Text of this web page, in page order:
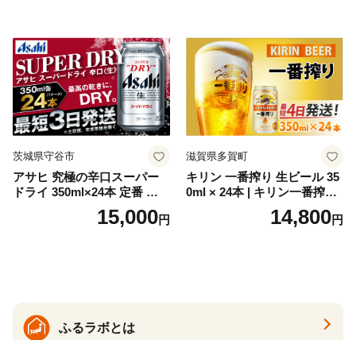
セット 詰め合わせ カクテル
ソーダ割り アルコール ロッ
ク ソーダ ジントニック 】
茨城県守谷市
アサヒ 究極の辛口スーパー
ドライ 350ml×24本 定番 ビー
ル 缶ビール 酒 お酒 アルコー
15,000円
滋賀県多賀町
キリン 一番搾り 生ビール 35
0ml × 24本 | キリン一番搾り
キリンビール 一番搾り ビー
ル 24缶 きりんいちばんしぼ
14,800円
ふるラボとは